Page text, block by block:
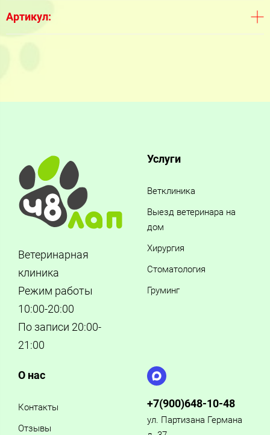
Артикул:
Ветеринарная
клиника
Режим работы
10:00-20:00
По записи 20:00-
21:00
Услуги
Ветклиника
Выезд ветеринара на
дом
Хирургия
Стоматология
Груминг
О нас
Контакты
Отзывы
+7(900)648-10-48
ул. Партизана Германа